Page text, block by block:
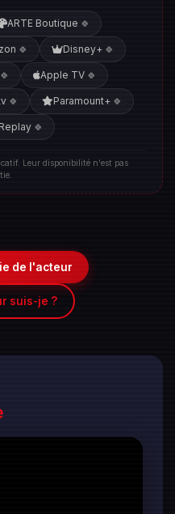
ARTE Boutique 🍀
🍀 Disney+ 🍀
🍀 Apple TV 🍀
🍀 Paramount+ 🍀
🍀
Leur disponibilité n'est pas
de l'acteur
suis-je ?